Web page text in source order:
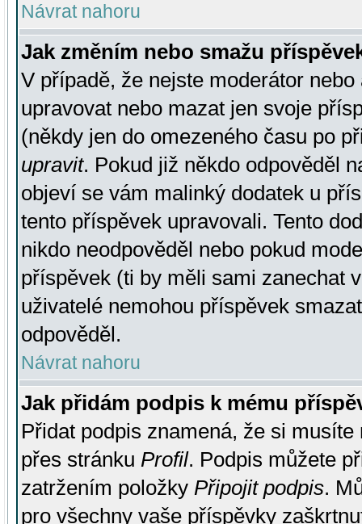
Návrat nahoru
Jak změním nebo smažu
V případě, že nejste moderátor
upravovat nebo mazat jen svoje
(někdy jen do omezeného času po
upravit. Pokud již někdo odpověděl
objeví se vám malinký dodatek u
tento příspěvek upravovali. Tento
nikdo neodpověděl nebo pokud
příspěvek (ti by měli sami zanechat
uživatelé nemohou příspěvek
odpověděl.
Návrat nahoru
Jak přidám podpis k mému
Přidat podpis znamená, že si
přes stránku Profil. Podpis můžete
zatržením položky Připojit podpis.
pro všechny vaše příspěvky